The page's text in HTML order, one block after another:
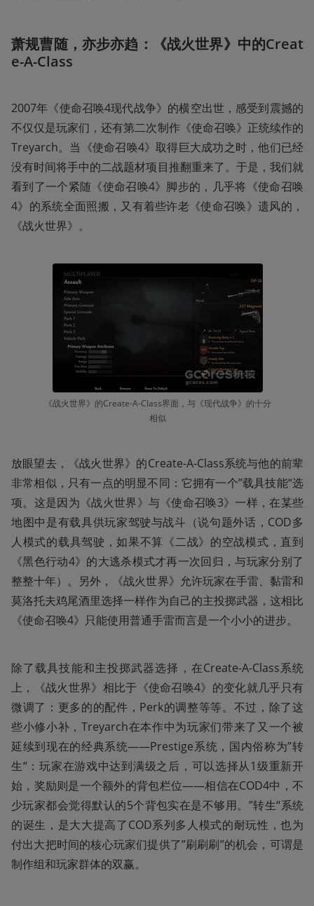
萧规曹随，亦步亦趋：《战火世界》中的Creat
e-A-Class
2007年《使命召唤4现代战争》的横空出世，感受到震撼的
不仅仅是玩家们，还有第二次制作《使命召唤》正统续作的
Treyarch。当《使命召唤4》取得巨大成功之时，他们已经
没有时间将手中的二战题材项目推翻重来了。于是，我们就
看到了一个紧随《使命召唤4》脚步的，几乎将《使命召唤
4》的系统全面照搬，又有着些许老《使命召唤》遗风的，
《战火世界》。
《战火世界》的Create-A-Class界面，与《现代战争》的十分
相似
放眼望去，《战火世界》的Create-A-Class系统与他的前辈
非常相似，只有一点的明显不同：它拥有一个”载具技能“选
项。这是因为《战火世界》与《使命召唤3》一样，在某些
地图中是有载具供玩家驾驶与战斗（说句题外话，COD多
人模式的载具驾驶，如果不算《二战》的空战模式，直到
《黑色行动4》的大逃杀模式才再一次回归，与玩家分别了
整整十年）。另外，《战火世界》允许玩家在手雷、黏雷和
莫洛托夫鸡尾酒里选择一样作为自己的主投掷武器，这相比
《使命召唤4》只能使用普通手雷而言是一个小小的进步。
除了载具技能和主投掷武器选择，在Create-A-Class系统
上，《战火世界》相比于《使命召唤4》的变化就几乎只有
微调了：更多的的配件，Perk的调整等等。不过，除了这
些小修小补，Treyarch在本作中为玩家们带来了又一个被
延续到现在的经典系统——Prestige系统，国内俗称为”转
生“：玩家在游戏中达到满级之后，可以选择从1级重新开
始，奖励则是一个额外的背包栏位——相信在COD4中，不
少玩家都会觉得默认的5个背包实在是不够用。”转生“系统
的诞生，是大大提高了COD系列多人模式的耐玩性，也为
付出大把时间的核心玩家们提供了”刷刷刷”的机会，可谓是
制作组和玩家群体的双赢。